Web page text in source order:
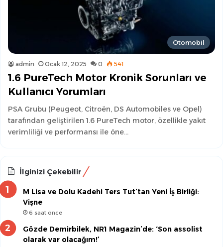
Otomobil
admin Ocak 12, 2025 0 541
1.6 PureTech Motor Kronik Sorunları ve
Kullanıcı Yorumları
PSA Grubu (Peugeot, Citroën, DS Automobiles ve Opel)
tarafından geliştirilen 1.6 PureTech motor, özellikle yakıt
verimliliği ve performansı ile öne…
İlginizi Çekebilir
M Lisa ve Dolu Kadehi Ters Tut’tan Yeni İş Birliği:
Vişne
6 saat önce
Gözde Demirbilek, NR1 Magazin’de: ‘Son assolist
olarak var olacağım!’